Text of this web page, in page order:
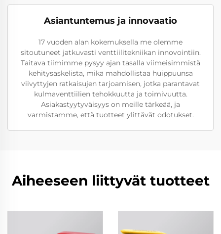
Asiantuntemus ja innovaatio
17 vuoden alan kokemuksella me olemme
sitoutuneet jatkuvasti venttiilitekniikan innovointiin.
Taitava tiimimme pysyy ajan tasalla viimeisimmistä
kehitysaskelista, mikä mahdollistaa huippuunsa
viivyttyjen ratkaisujen tarjoamisen, jotka parantavat
kulmaventtiilien tehokkuutta ja toimivuutta.
Asiakastyytyväisyys on meille tärkeää, ja
varmistamme, että tuotteet ylittävät odotukset.
Aiheeseen liittyvät tuotteet